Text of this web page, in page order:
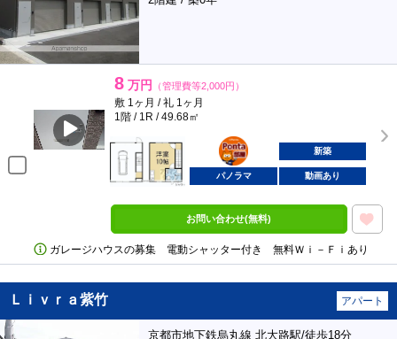
8 万円 （管理費等2,000円）
敷 1ヶ月 / 礼 1ヶ月
1階 / 1R / 49.68㎡
ポンタ
部屋
新築
パノラマ 動画あり
お問い合わせ(無料)
ガレージハウスの募集 電動シャッター付き 無料Ｗｉ－Ｆｉあり
Ｌｉｖｒａ紫竹 アパート
京都市地下鉄烏丸線 北大路駅/徒歩18分